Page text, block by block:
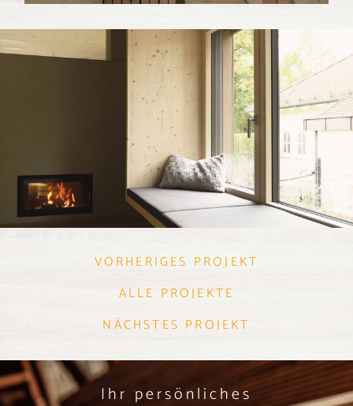
VORHERIGES PROJEKT
ALLE PROJEKTE
NÄCHSTES PROJEKT
Ihr persönliches